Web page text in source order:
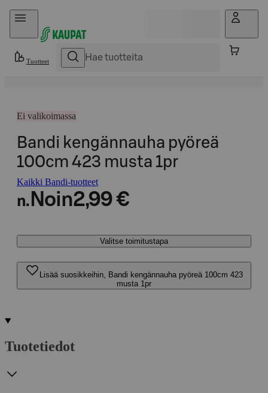
Hyppää sisältöön
Tuotteet
Ei valikoimassa
Bandi kengännauha pyöreä
100cm 423 musta 1pr
Kaikki Bandi-tuotteet
n. Noin2,99 €
Valitse toimitustapa
Lisää suosikkeihin, Bandi kengännauha pyöreä 100cm 423
musta 1pr
Tuotetiedot